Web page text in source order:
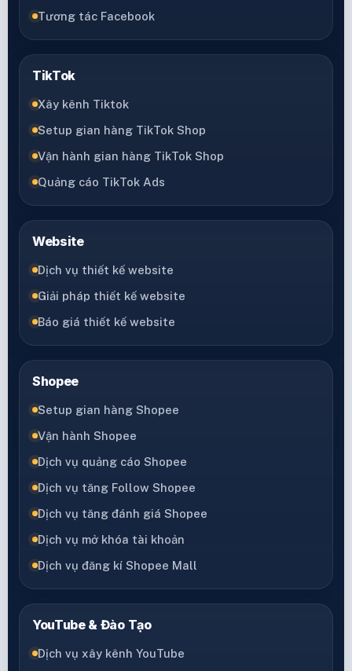
Tương tác Facebook
TikTok
Xây kênh Tiktok
Setup gian hàng TikTok Shop
Vận hành gian hàng TikTok Shop
Quảng cáo TikTok Ads
Website
Dịch vụ thiết kế website
Giải pháp thiết kế website
Báo giá thiết kế website
Shopee
Setup gian hàng Shopee
Vận hành Shopee
Dịch vụ quảng cáo Shopee
Dịch vụ tăng Follow Shopee
Dịch vụ tăng đánh giá Shopee
Dịch vụ mở khóa tài khoản
Dịch vụ đăng kí Shopee Mall
YouTube & Đào Tạo
Dịch vụ xây kênh YouTube